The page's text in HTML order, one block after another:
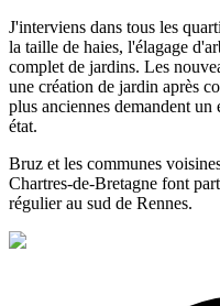
J'interviens dans tous les
la taille de haies, l'élagage
complet de jardins. Les
une création de jardin après
plus anciennes demandent
état.
Bruz et les communes
Chartres-de-Bretagne font
régulier au sud de Rennes.